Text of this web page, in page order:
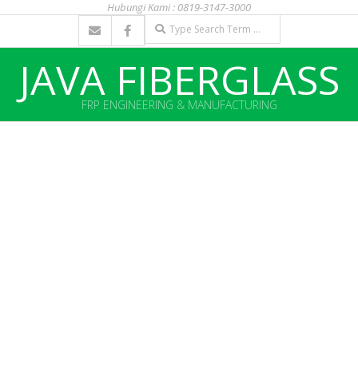
Hubungi Kami : 0819-3147-3000
Search
JAVA FIBERGLASS
FRP ENGINEERING & MANUFACTURING